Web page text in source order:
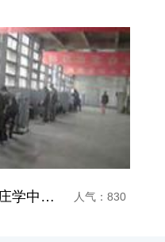
2023年春季枣庄学中级焊工证选哪个学校 人气：830